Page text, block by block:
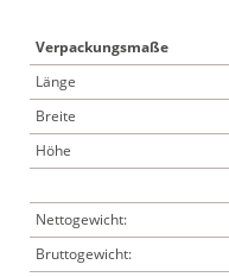
Verpackungsmaße
Länge
Breite
Höhe
Nettogewicht:
Bruttogewicht: